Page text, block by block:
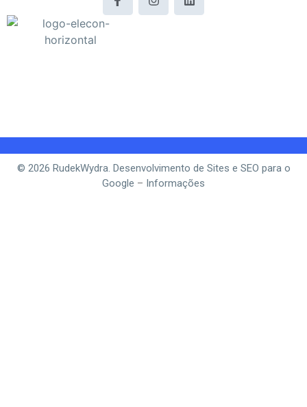
© 2026 RudekWydra. Desenvolvimento de Sites e SEO para o
Google – Informações